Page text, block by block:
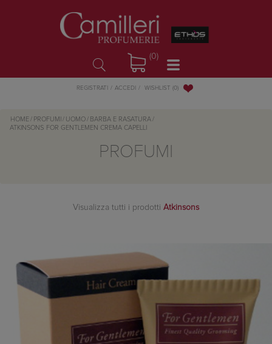
(0)
REGISTRATI ACCEDI WISHLIST (0)
HOME / PROFUMI / UOMO / BARBA E RASATURA /
ATKINSONS FOR GENTLEMEN CREMA CAPELLI
PROFUMI
Visualizza tutti i prodotti Atkinsons